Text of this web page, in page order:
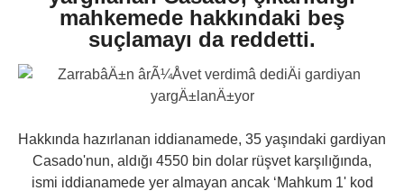
mahkemede hakkındaki beş
suçlamayı da reddetti.
Hakkında hazırlanan iddianamede, 35 yaşındaki gardiyan
Casado'nun, aldığı 4550 bin dolar rüşvet karşılığında,
ismi iddianamede yer almayan ancak ‘Mahkum 1' kod